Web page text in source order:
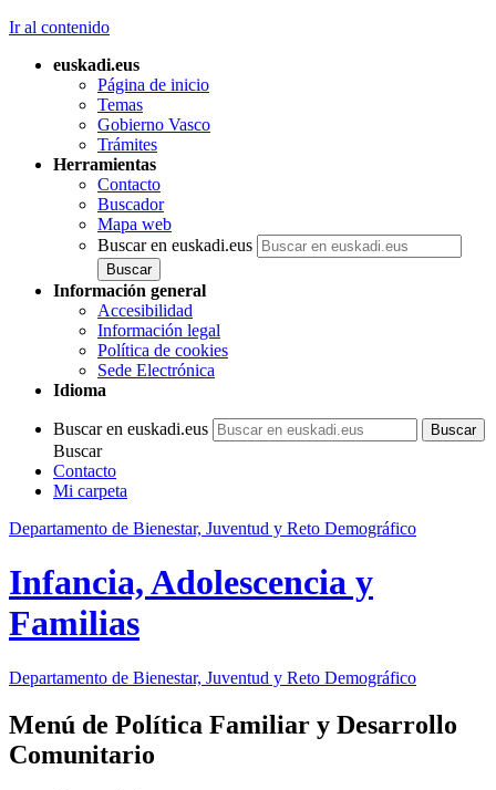
Ir al contenido
euskadi.eus
Página de inicio
Temas
Gobierno Vasco
Trámites
Herramientas
Contacto
Buscador
Mapa web
Buscar en euskadi.eus
Información general
Accesibilidad
Información legal
Política de cookies
Sede Electrónica
Idioma
Buscar en euskadi.eus
Buscar
Contacto
Mi carpeta
Departamento de Bienestar, Juventud y Reto Demográfico
Infancia, Adolescencia y
Familias
Departamento de Bienestar, Juventud y Reto Demográfico
Menú de Política Familiar y Desarrollo
Comunitario